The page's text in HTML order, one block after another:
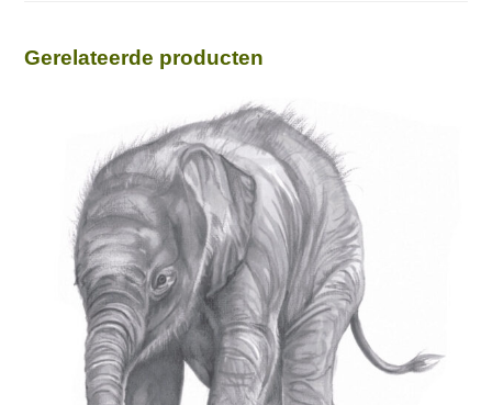
Gerelateerde producten